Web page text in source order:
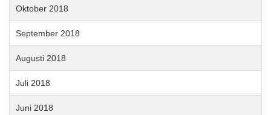
Oktober 2018
September 2018
Augusti 2018
Juli 2018
Juni 2018